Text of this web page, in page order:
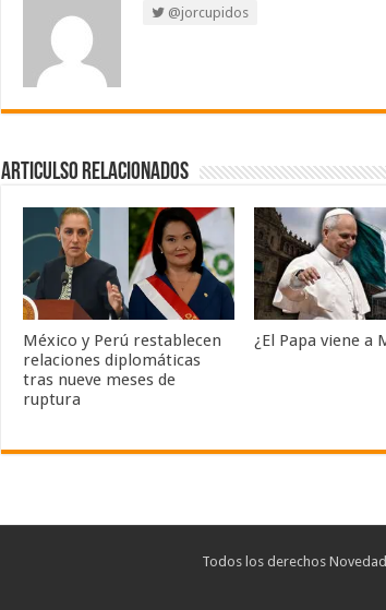
@jorcupidos
Articulso Relacionados
México y Perú restablecen
relaciones diplomáticas
tras nueve meses de
ruptura
¿El Papa viene a
Todos los derechos